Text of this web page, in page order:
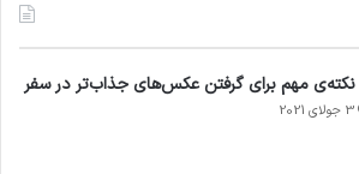
3 جولای 2021